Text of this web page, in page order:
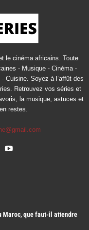
le cinéma africains. Toute
- Musique - Cinéma -
Cuisine. Soyez à l’affût des
Retrouvez vos séries et
la musique, astuces et
restes.
Maroc, que faut-il attendre